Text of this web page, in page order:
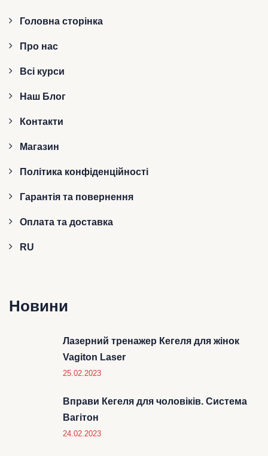
Головна сторінка
Про нас
Всі курси
Наш Блог
Контакти
Магазин
Політика конфіденційності
Гарантія та повернення
Оплата та доставка
RU
Новини
Лазерний тренажер Кегеля для жінок
Vagiton Laser
25.02.2023
Вправи Кегеля для чоловіків. Система
Вагітон
24.02.2023